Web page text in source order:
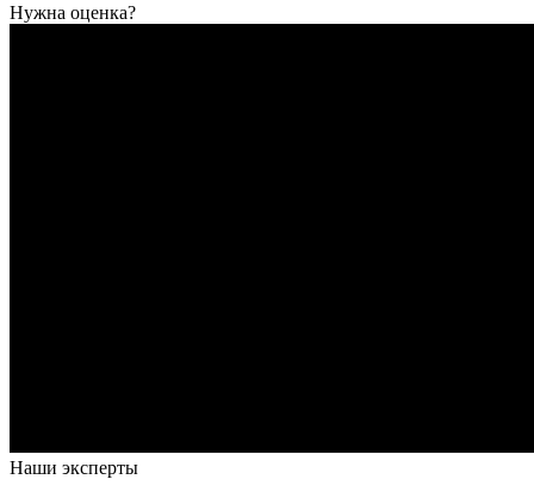
Нужна оценка?
Наши эксперты